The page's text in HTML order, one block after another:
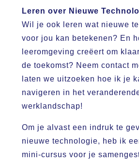
Leren over Nieuwe
Wil je ook leren wat nieuwe
voor jou kan betekenen? En
leeromgeving creëert om
de toekomst? Neem contact
laten we uitzoeken hoe ik je
navigeren in het
werklandschap!
Om je alvast een indruk te
nieuwe technologie, heb ik
mini-cursus voor je